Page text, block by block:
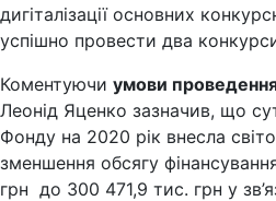
дигіталізації основних
успішно провести два
Коментуючи умови
Леонід Яценко зазначив, що
Фонду на 2020 рік внесла
зменшення обсягу
грн до 300 471,9 тис. грн у